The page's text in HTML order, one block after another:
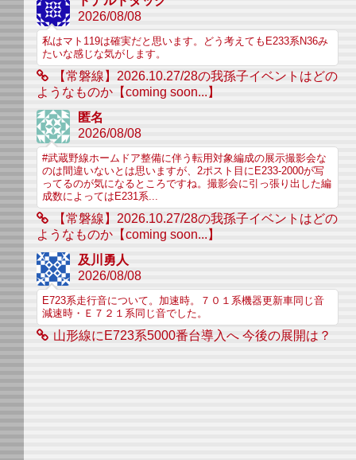
2026/08/08
私はマト119は確実だと思います。どう考えてもE233系N36み
たいな感じな気がします。
【常磐線】2026.10.27/28の我孫子イベントはどの
ようなものか【coming soon...】
匿名
2026/08/08
#武蔵野線ホームドア整備に伴う転用対象編成の展示撮影会な
のは間違いないとは思いますが、2ポスト目にE233-2000が写
ってるのが気になるところですね。撮影会に引っ張り出した編
成数によってはE231系...
【常磐線】2026.10.27/28の我孫子イベントはどの
ようなものか【coming soon...】
及川勇人
2026/08/08
E723系走行音について。加速時。７０１系機器更新車同じ音
減速時・Ｅ７２１系同じ音でした。
山形線にE723系5000番台導入へ 今後の展開は？